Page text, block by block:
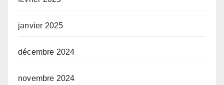
janvier 2025
décembre 2024
novembre 2024